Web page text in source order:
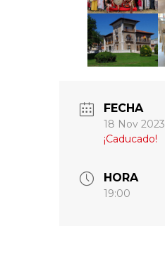
FECHA
18 Nov 2023
¡Caducado!
HORA
19:00